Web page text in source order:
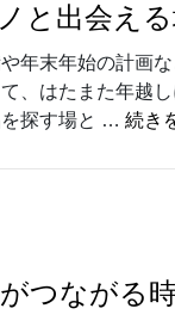
と出会え
年末年始の計画
、はたまた年越
探す場と … 続き
つながる